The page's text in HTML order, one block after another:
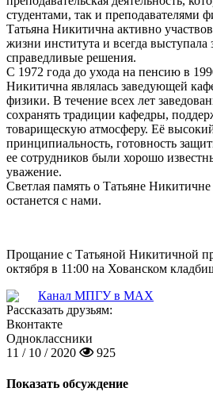
студентами, так и преподавателями
Татьяна Никитична активно
жизни института и всегда
справедливые решения.
С 1972 года до ухода на пенсию в
Никитична являлась заведующей
физики. В течение всех лет
сохранять традиции кафедры,
товарищескую атмосферу. Её
принципиальность, готовность
ее сотрудников были хорошо
уважение.
Светлая память о Татьяне
останется с нами.
Прощание с Татьяной Никитичной
октября в 11:00 на Хованском
Канал МПГУ в MAX
Рассказать друзьям:
Вконтакте
Одноклассники
11 / 10 / 2020
925
Показать обсуждение